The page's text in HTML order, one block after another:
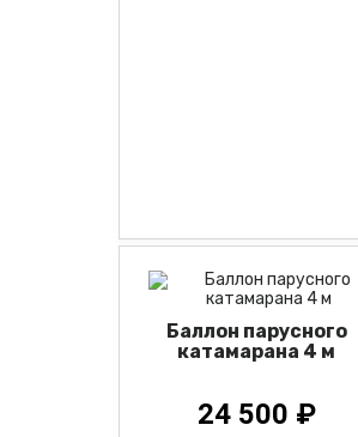
Баллон парусного
катамарана 4 м
24 500 ₽